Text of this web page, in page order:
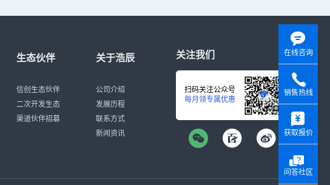
生态伙伴
信创生态伙伴
二次开发生态
渠道伙伴招募
关于浩辰
公司介绍
发展历程
联系方式
新闻资讯
关注我们
扫码关注公众号
每月领专属优惠
在线咨询
销售热线
获取报价
问答社区